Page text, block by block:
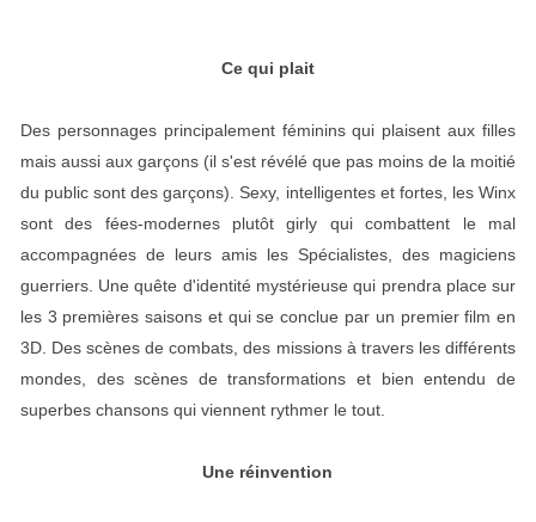
Ce qui plait
Des personnages principalement féminins qui plaisent aux filles
mais aussi aux garçons (il s'est révélé que pas moins de la moitié
du public sont des garçons). Sexy, intelligentes et fortes, les Winx
sont des fées-modernes plutôt girly qui combattent le mal
accompagnées de leurs amis les Spécialistes, des magiciens
guerriers. Une quête d'identité mystérieuse qui prendra place sur
les 3 premières saisons et qui se conclue par un premier film en
3D. Des scènes de combats, des missions à travers les différents
mondes, des scènes de transformations et bien entendu de
superbes chansons qui viennent rythmer le tout.
Une réinvention